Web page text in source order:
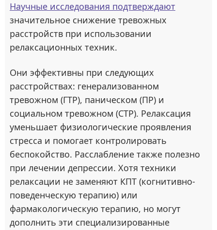
Научные исследования подтверждают
значительное снижение тревожных
расстройств при использовании
релаксационных техник.
Они эффективны при следующих
расстройствах: генерализованном
тревожном (ГТР), паническом (ПР) и
социальном тревожном (СТР). Релаксация
уменьшает физиологические проявления
стресса и помогает контролировать
беспокойство. Расслабление также полезно
при лечении депрессии. Хотя техники
релаксации не заменяют КПТ (когнитивно-
поведенческую терапию) или
фармакологическую терапию, но могут
дополнить эти специализированные